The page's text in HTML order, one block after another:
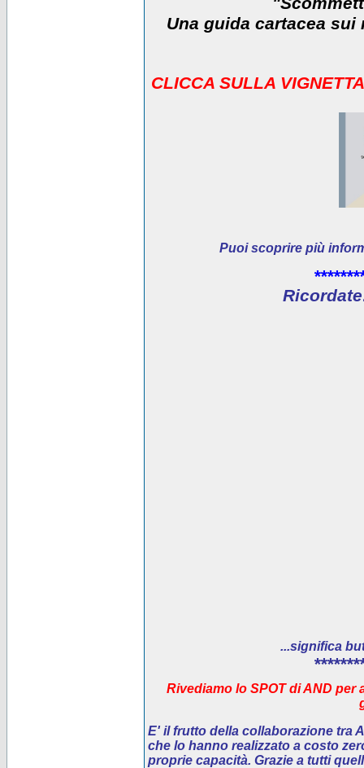
Una guida cartacea
CLICCA SULLA
Puoi scoprire più
...significa
Rivediamo lo SPOT di AND
E' ilfrutto della collaborazione tra
che lo hanno realizzato a costo
proprie capacità. Grazie a tutti